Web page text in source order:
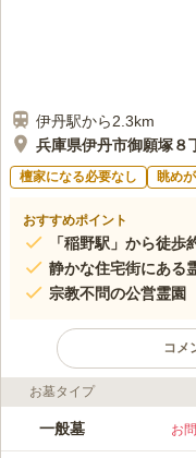
伊丹駅から2.3km
兵庫県伊丹市御願塚８
檀家になる必要なし 眺め
おすすめポイント
「稲野駅」から徒歩
静かな住宅街にある
宗教不問の公営霊園
コメ
ライフドット編集部のコメン
伊丹市御願塚の住
お墓タイプ
一般墓 お